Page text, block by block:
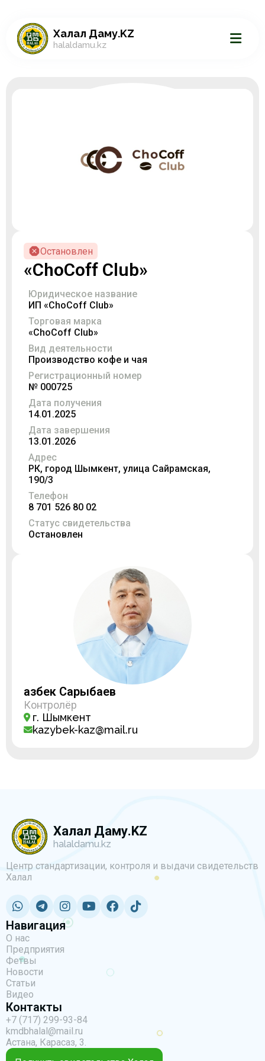
Халал Даму.KZ
halaldamu.kz
Остановлен
«ChoCoff Club»
Юридическое название
ИП «ChoCoff Club»
Торговая марка
«ChoCoff Club»
Вид деятельности
Производство кофе и чая
Регистрационный номер
№ 000725
Дата получения
14.01.2025
Дата завершения
13.01.2026
Адрес
РК, город Шымкент, улица Сайрамская,
190/3
Телефон
8 701 526 80 02
Статус свидетельства
Остановлен
Қазбек Сарыбаев
Контролёр
г. Шымкент
kazybek-kaz@mail.ru
Халал Даму.KZ
halaldamu.kz
Центр стандартизации, контроля и выдачи свидетельств
Халал
Навигация
О нас
Предприятия
Фетвы
Новости
Статьи
Видео
Контакты
+7 (717) 299-93-84
kmdbhalal@mail.ru
Астана, Карасаз, 3.